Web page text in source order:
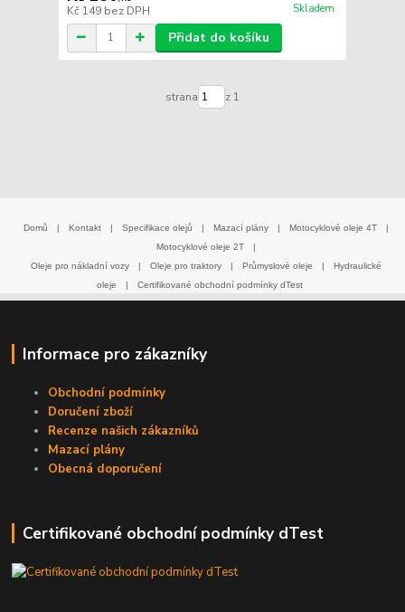
Kč 149 bez DPH Skladem
Přidat do košíku
strana z 1
Domů | Kontakt | Specifikace olejů | Mazací plány | Motocyklové oleje 4T
|
Motocyklové oleje 2T
|
Oleje pro nákladní vozy
| Oleje pro traktory | Průmyslové oleje |
Hydraulické
oleje
| Certifikované obchodní podmínky dTest
Informace pro zákazníky
Obchodní podmínky
Doručení zboží
Recenze našich zákazníků
Mazací plány
Obecná doporučení
Certifikované obchodní podmínky dTest